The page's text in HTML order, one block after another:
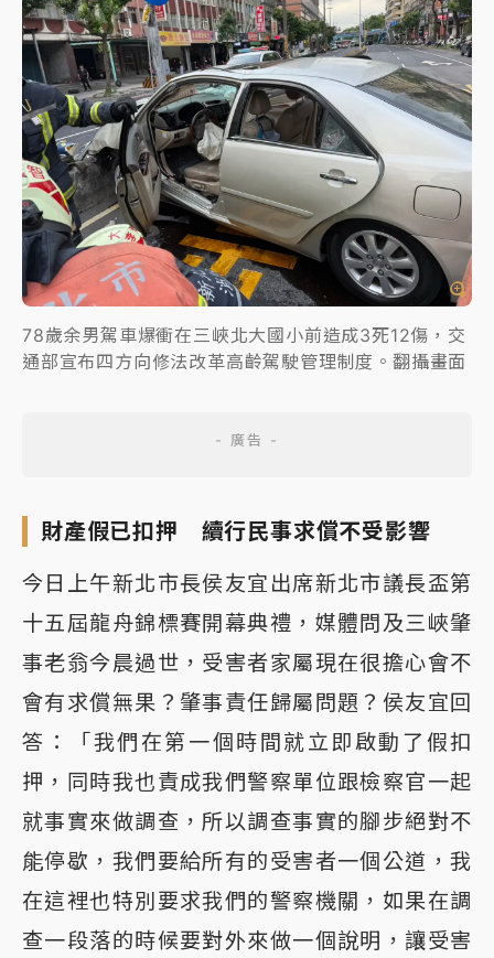
78歲余男駕車爆衝在三峽北大國小前造成3死12傷，交
通部宣布四方向修法改革高齡駕駛管理制度。翻攝畫面
財產假已扣押 續行民事求償不受影響
今日上午新北市長侯友宜出席新北市議長盃第
十五屆龍舟錦標賽開幕典禮，媒體問及三峽肇
事老翁今晨過世，受害者家屬現在很擔心會不
會有求償無果？肇事責任歸屬問題？侯友宜回
答：「我們在第一個時間就立即啟動了假扣
押，同時我也責成我們警察單位跟檢察官一起
就事實來做調查，所以調查事實的腳步絕對不
能停歇，我們要給所有的受害者一個公道，我
在這裡也特別要求我們的警察機關，如果在調
查一段落的時候要對外來做一個說明，讓受害